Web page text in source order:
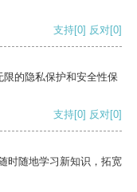
支持[0] 反对[0]
的隐私保护和安全性保
支持[0] 反对[0]
时随地学习新知识，拓宽